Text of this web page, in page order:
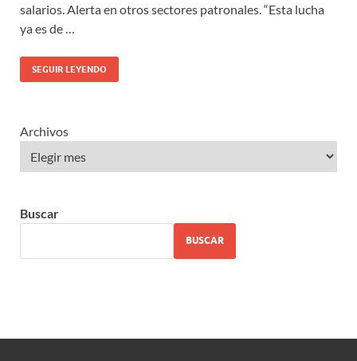
salarios. Alerta en otros sectores patronales. “Esta lucha
ya es de …
SEGUIR LEYENDO
Archivos
Buscar
BUSCAR